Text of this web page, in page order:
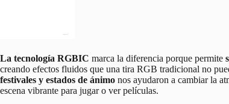
La tecnología RGBIC marca la diferencia porque permite
creando efectos fluidos que una tira RGB tradicional no
festivales y estados de ánimo nos ayudaron a cambiar la
escena vibrante para jugar o ver películas.